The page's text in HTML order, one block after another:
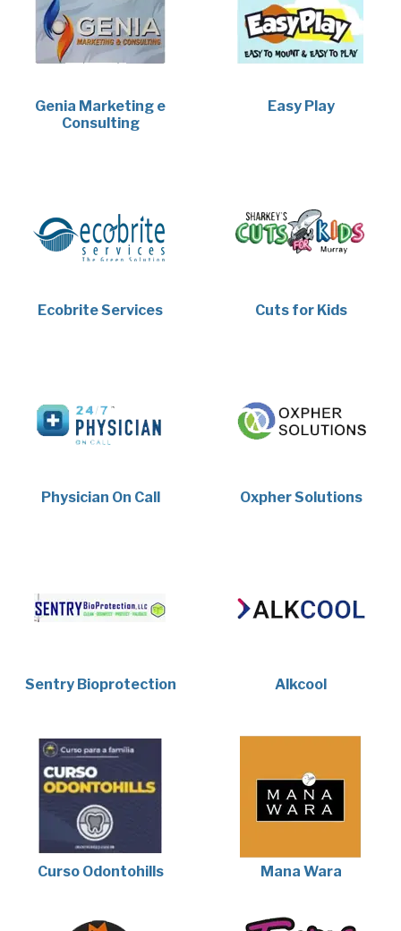
Genia Marketing e
Consulting
Easy Play
Ecobrite Services Cuts for Kids
Physician On Call Oxpher Solutions
Sentry Bioprotection Alkcool
Curso Odontohills Mana Wara